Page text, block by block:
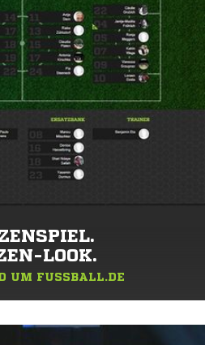
LOOK.
UM FUSSBALL.DE